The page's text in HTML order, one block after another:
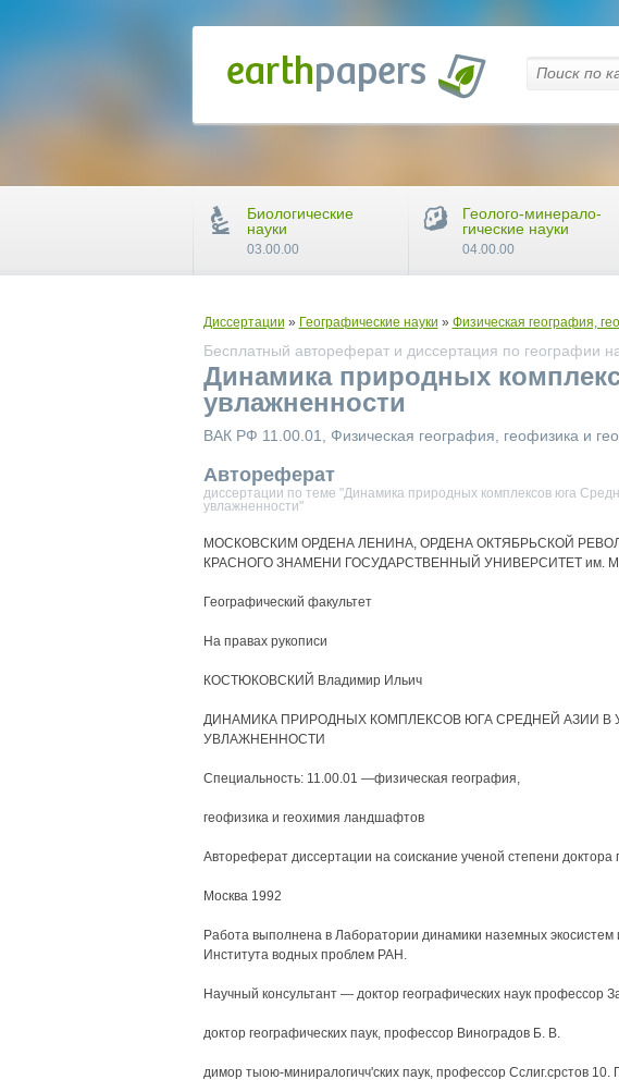
Диссертации » Географические науки » Физическая география,
Бесплатный автореферат и диссертация по географии
Динамика природных
увлажненности
ВАК РФ 11.00.01, Физическая география, геофизика и
Автореферат
диссертации по теме "Динамика природных комплексов юга
увлажненности"
МОСКОВСКИМ ОРДЕНА ЛЕНИНА, ОРДЕНА ОКТЯБРЬСКОЙ
КРАСНОГО ЗНАМЕНИ ГОСУДАРСТВЕННЫЙ УНИВЕРСИТЕТ им.
Географический факультет
На правах рукописи
КОСТЮКОВСКИЙ Владимир Ильич
ДИНАМИКА ПРИРОДНЫХ КОМПЛЕКСОВ ЮГА СРЕДНЕЙ АЗИИ В
УВЛАЖНЕННОСТИ
Специальность: 11.00.01 —физическая география,
геофизика и геохимия ландшафтов
Автореферат диссертации на соискание ученой степени доктора
Москва 1992
Работа выполнена в Лаборатории динамики наземных
Института водных проблем РАН.
Научный консультант — доктор географических наук профессор
доктор географических паук, профессор Виноградов Б. В.
димор тыою-миниралогичч'ских паук, профессор Сслиг.срстов 10.
Биологические
науки
03.00.00
Геолого-минерало-
гические науки
04.00.00